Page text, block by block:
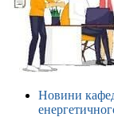
Новини